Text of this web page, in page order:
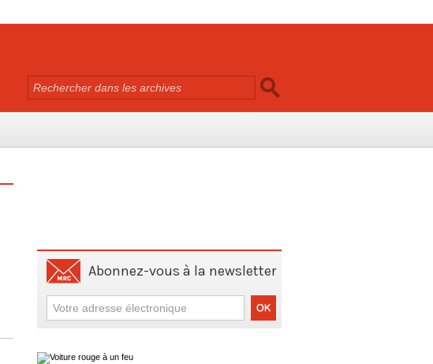
Abonnez-vous à la newsletter